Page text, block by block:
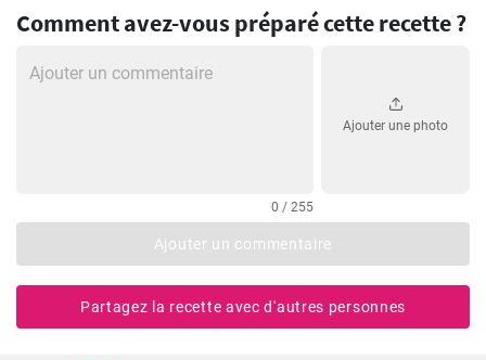
Comment avez-vous préparé cette recette ?
0 / 255
Ajouter une photo
Ajouter un commentaire
Partagez la recette avec d'autres personnes